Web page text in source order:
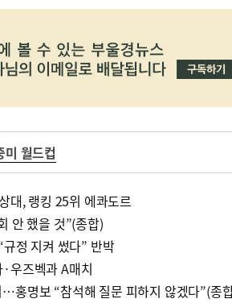
월드컵
대, 랭킹 25위 에콰도르
안 했을 것”(종합)
정 지켜 썼다” 반박
우즈벡과 A매치
홍명보 “참석해 질문 피하지 않겠다”(종